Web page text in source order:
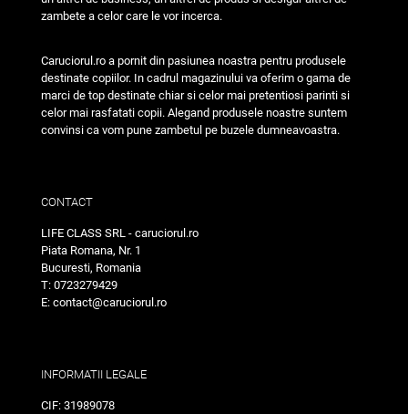
zambete a celor care le vor incerca.
Caruciorul.ro a pornit din pasiunea noastra pentru produsele
destinate copiilor. In cadrul magazinului va oferim o gama de
marci de top destinate chiar si celor mai pretentiosi parinti si
celor mai rasfatati copii. Alegand produsele noastre suntem
convinsi ca vom pune zambetul pe buzele dumneavoastra.
CONTACT
LIFE CLASS SRL - caruciorul.ro
Piata Romana, Nr. 1
Bucuresti, Romania
T: 0723279429
E: contact@caruciorul.ro
INFORMATII LEGALE
CIF: 31989078